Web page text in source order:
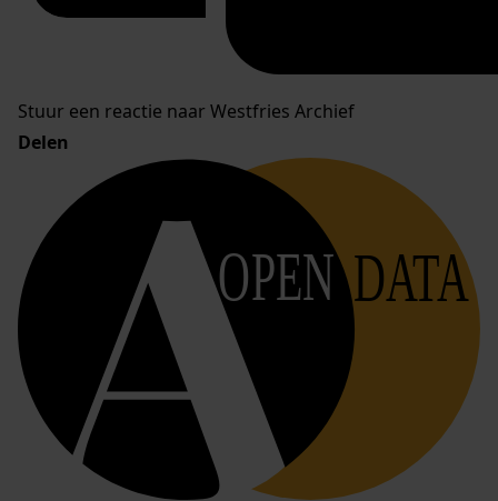
Stuur een reactie naar Westfries Archief
Delen
OPEN DATA